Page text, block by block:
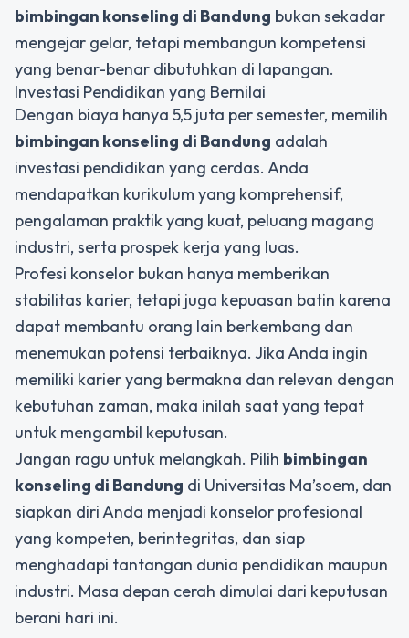
bimbingan konseling di Bandung bukan sekadar
mengejar gelar, tetapi membangun kompetensi
yang benar-benar dibutuhkan di lapangan.
Investasi Pendidikan yang Bernilai
Dengan biaya hanya 5,5 juta per semester, memilih
bimbingan konseling di Bandung adalah
investasi pendidikan yang cerdas. Anda
mendapatkan kurikulum yang komprehensif,
pengalaman praktik yang kuat, peluang magang
industri, serta prospek kerja yang luas.
Profesi konselor bukan hanya memberikan
stabilitas karier, tetapi juga kepuasan batin karena
dapat membantu orang lain berkembang dan
menemukan potensi terbaiknya. Jika Anda ingin
memiliki karier yang bermakna dan relevan dengan
kebutuhan zaman, maka inilah saat yang tepat
untuk mengambil keputusan.
Jangan ragu untuk melangkah. Pilih bimbingan
konseling di Bandung di Universitas Ma’soem, dan
siapkan diri Anda menjadi konselor profesional
yang kompeten, berintegritas, dan siap
menghadapi tantangan dunia pendidikan maupun
industri. Masa depan cerah dimulai dari keputusan
berani hari ini.